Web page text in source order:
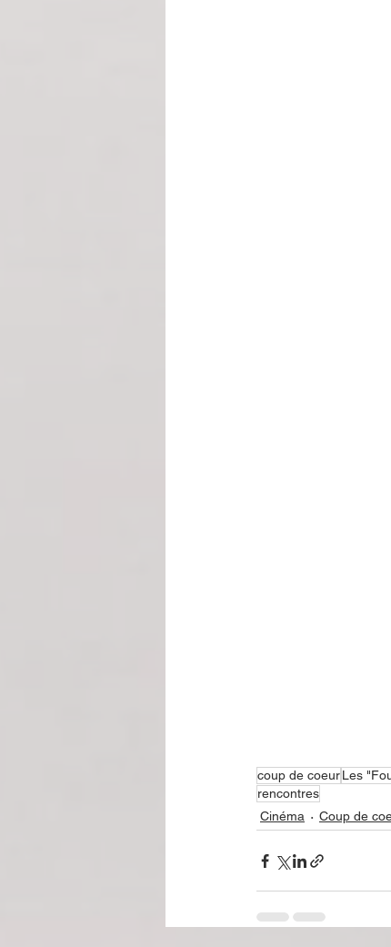
coup de coeurLes
rencontres
Cinéma
Coup de